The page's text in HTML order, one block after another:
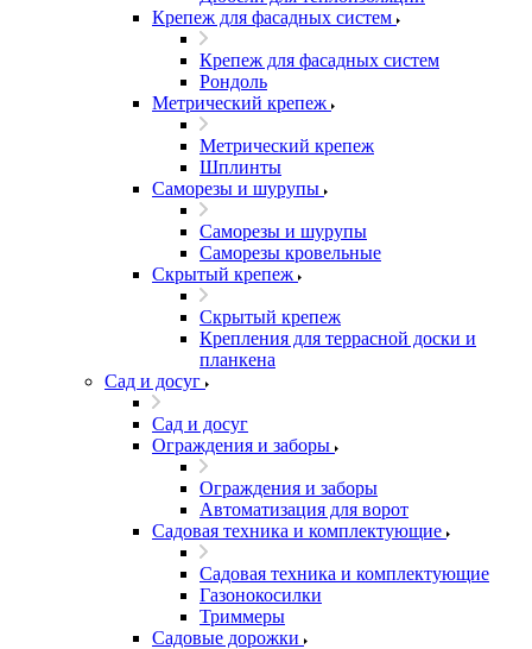
Крепеж для фасадных систем
Крепеж для фасадных систем
Рондоль
Метрический крепеж
Метрический крепеж
Шплинты
Саморезы и шурупы
Саморезы и шурупы
Саморезы кровельные
Скрытый крепеж
Скрытый крепеж
Крепления для террасной доски и
планкена
Сад и досуг
Сад и досуг
Ограждения и заборы
Ограждения и заборы
Автоматизация для ворот
Садовая техника и комплектующие
Садовая техника и комплектующие
Газонокосилки
Триммеры
Садовые дорожки